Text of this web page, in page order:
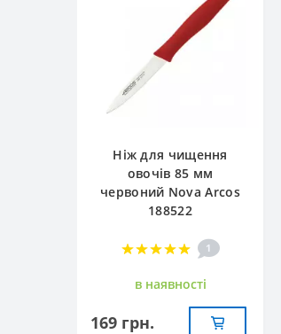
Ніж для чищення
овочів 85 мм
червоний Nova Arcos
188522
1
в наявностi
169 грн.